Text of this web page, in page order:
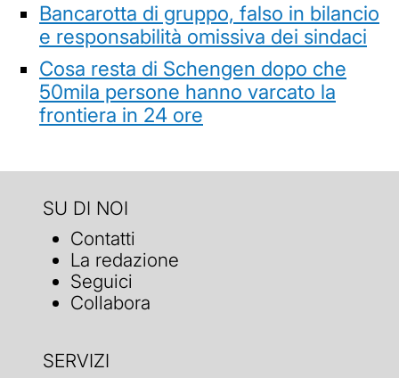
Bancarotta di gruppo, falso in bilancio
e responsabilità omissiva dei sindaci
Cosa resta di Schengen dopo che
50mila persone hanno varcato la
frontiera in 24 ore
SU DI NOI
Contatti
La redazione
Seguici
Collabora
SERVIZI